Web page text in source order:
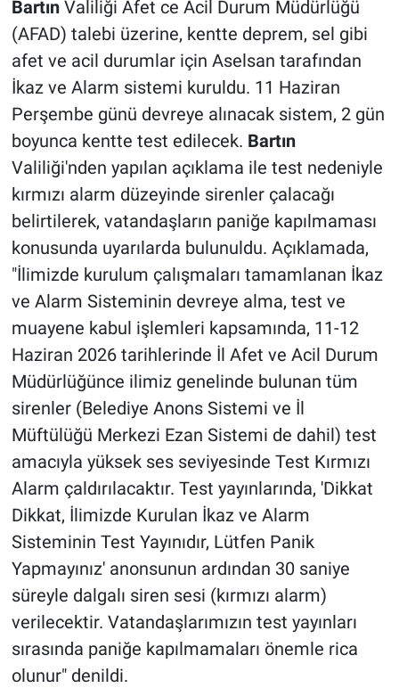
BartınValiliği Afet ce Acil Durum Müdürlüğü
(AFAD) talebi üzerine, kentte deprem, sel gibi
afet ve acil durumlar için Aselsan tarafından
İkaz ve Alarm sistemi kuruldu. 11 Haziran
Perşembe günü devreye alınacak sistem, 2 gün
boyunca kentte test edilecek. Bartın
Valiliği'nden yapılan açıklama ile test nedeniyle
kırmızı alarm düzeyinde sirenler çalacağı
belirtilerek, vatandaşların paniğe kapılmaması
konusunda uyarılarda bulunuldu. Açıklamada,
"İlimizde kurulum çalışmaları tamamlanan İkaz
ve Alarm Sisteminin devreye alma, test ve
muayene kabul işlemleri kapsamında, 11-12
Haziran 2026 tarihlerinde İl Afet ve Acil Durum
Müdürlüğünce ilimiz genelinde bulunan tüm
sirenler (Belediye Anons Sistemi ve İl
Müftülüğü Merkezi Ezan Sistemi de dahil) test
amacıyla yüksek ses seviyesinde Test Kırmızı
Alarm çaldırılacaktır. Test yayınlarında, 'Dikkat
Dikkat, İlimizde Kurulan İkaz ve Alarm
Sisteminin Test Yayınıdır, Lütfen Panik
Yapmayınız' anonsunun ardından 30 saniye
süreyle dalgalı siren sesi (kırmızı alarm)
verilecektir. Vatandaşlarımızın test yayınları
sırasında paniğe kapılmamaları önemle rica
olunur" denildi.